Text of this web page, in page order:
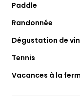
Paddle
Randonnée
Dégustation de
Tennis
Vacances à la